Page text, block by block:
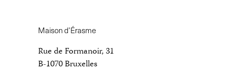
Maison d’Érasme
Rue de Formanoir, 31
B-1070 Bruxelles